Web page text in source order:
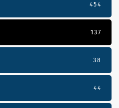
454
137
38
44